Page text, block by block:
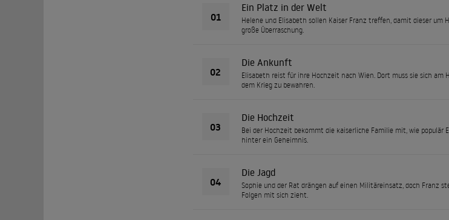
01
Ein Platz in der Welt
Helene und Elisabeth sollen Kaiser Franz treffen, damit dieser
große Überraschung.
02
Die Ankunft
Elisabeth reist für ihre Hochzeit nach Wien. Dort muss sie sich
dem Krieg zu bewahren.
03
Die Hochzeit
Bei der Hochzeit bekommt die kaiserliche Familie mit, wie
hinter ein Geheimnis.
04
Die Jagd
Sophie und der Rat drängen auf einen Militäreinsatz, doch Franz
Folgen mit sich zieht.